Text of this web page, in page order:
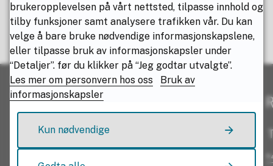
Fant du det du lette etter?
Ja Nei
brukeropplevelsen på vårt nettsted, tilpasse innhold og
tilby funksjoner samt analysere trafikken vår. Du kan
velge å bare bruke nødvendige informasjonskapslene,
eller tilpasse bruk av informasjonskapsler under
“Detaljer”. før du klikker på “Jeg godtar utvalgte”.
Les mer om personvern hos oss
Bruk av
informasjonskapsler
Kun nødvendige